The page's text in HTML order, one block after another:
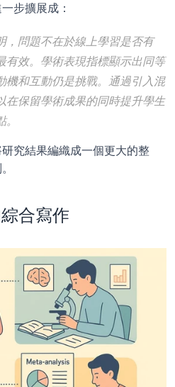
步擴展成：
，問題不在於線上學習是否有
有效。學術表現指標顯示出同等
機和互動仍是挑戰。通過引入混
在保留學術成果的同時提升學生
究結果編織成一個更大的整
合寫作